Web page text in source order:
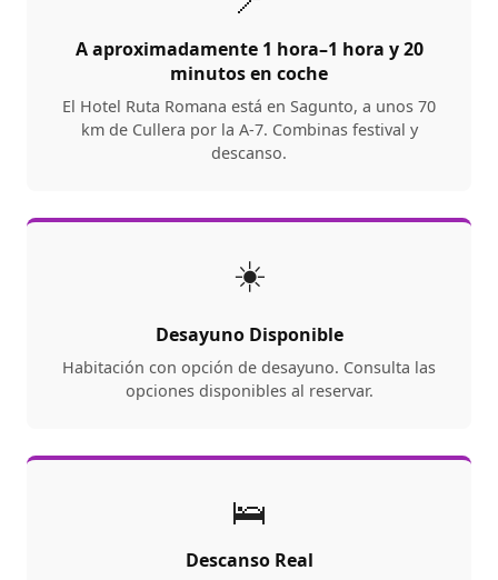
A aproximadamente 1 hora–1 hora y 20
minutos en coche
El Hotel Ruta Romana está en Sagunto, a unos 70
km de Cullera por la A-7. Combinas festival y
descanso.
☀️
Desayuno Disponible
Habitación con opción de desayuno. Consulta las
opciones disponibles al reservar.
🛌
Descanso Real